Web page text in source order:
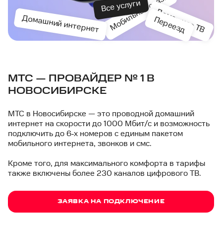
Мобильная связь
Домашний интернет Домашнее ТВ
Все услуги
Переезд
МТС — ПРОВАЙДЕР № 1 В
НОВОСИБИРСКЕ
МТС в Новосибирске — это проводной домашний
интернет на скорости до 1000 Мбит/с и возможность
подключить до 6‑х номеров с единым пакетом
мобильного интернета, звонков и смс.
Кроме того, для максимального комфорта в тарифы
также включены более 230 каналов цифрового ТВ.
ЗАЯВКА НА ПОДКЛЮЧЕНИЕ